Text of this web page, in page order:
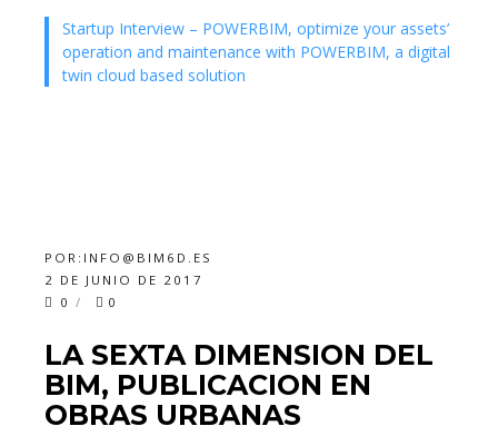
Startup Interview – POWERBIM, optimize your assets’
operation and maintenance with POWERBIM, a digital
twin cloud based solution
POR: INFO@BIM6D.ES
2 DE JUNIO DE 2017
0
0
LA SEXTA DIMENSION DEL
BIM, PUBLICACION EN
OBRAS URBANAS